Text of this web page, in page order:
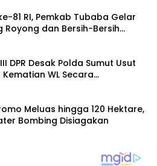
81 RI, Pemkab Tubaba Gelar
Royong dan Bersih-Bersih
DPR Desak Polda Sumut Usut
WL Secara
Meluas hingga 120 Hektare,
Bombing Disiagakan